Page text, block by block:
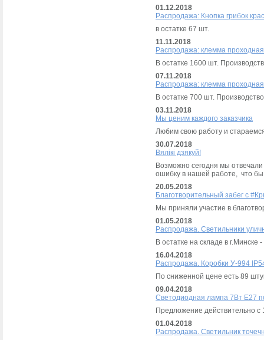
01.12.2018
Распродажа: Кнопка грибок
в остатке 67 шт.
11.11.2018
Распродажа: клемма
В остатке 1600 шт.
07.11.2018
Распродажа: клемма
В остатке 700 шт.
03.11.2018
Мы ценим каждого заказчика
Любим свою работу и
30.07.2018
Вялiкi дзякуй!
Возможно сегодня мы
ошибку в нашей работе, что
20.05.2018
Благотворительный забег с
Мы приняли участие в
01.05.2018
Распродажа. Светильники
В остатке на складе в г.Минске
16.04.2018
Распродажа. Коробки У-994
По сниженной цене есть 89
09.04.2018
Светодиодная лампа 7Вт Е27
Предложение действительно
01.04.2018
Распродажа. Светильник